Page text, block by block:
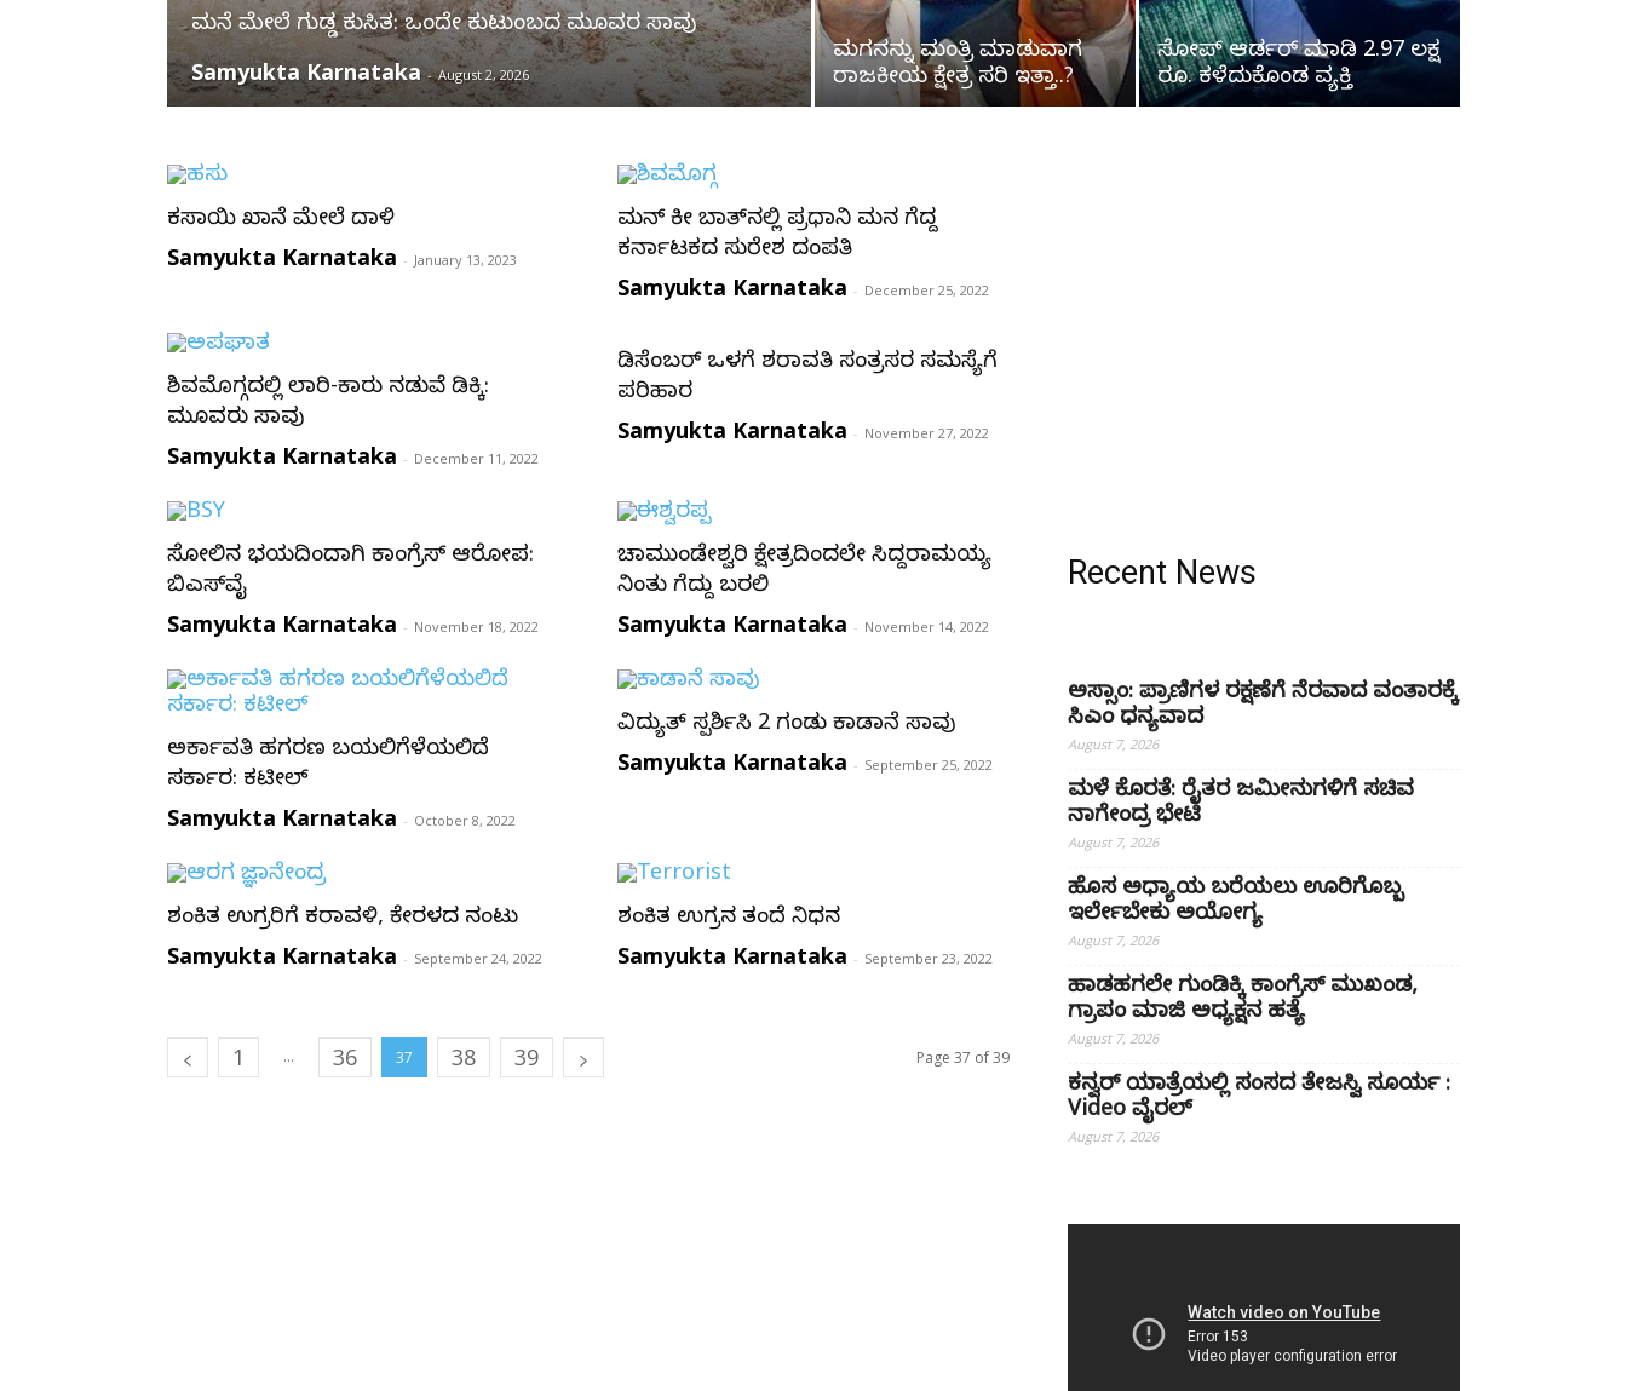
ಮನೆ ಮೇಲೆ ಗುಡ್ಡ ಕುಸಿತ: ಒಂದೇ ಕುಟುಂಬದ ಮೂವರ ಸಾವು
Samyukta Karnataka - August 2, 2026
ಮಗನನ್ನು ಮಂತ್ರಿ ಮಾಡುವಾಗ
ರಾಜಕೀಯ ಕ್ಷೇತ್ರ ಸರಿ ಇತ್ತಾ..?
ಸೋಪ್‌ ಆರ್ಡರ್‌ ಮಾಡಿ 2.97 ಲಕ್ಷ
ರೂ. ಕಳೆದುಕೊಂಡ ವ್ಯಕ್ತಿ
ಕಸಾಯಿ ಖಾನೆ ಮೇಲೆ ದಾಳಿ
Samyukta Karnataka - January 13, 2023
ಮನ್‌ ಕೀ ಬಾತ್‌ನಲ್ಲಿ ಪ್ರಧಾನಿ ಮನ ಗೆದ್ದ
ಕರ್ನಾಟಕದ ಸುರೇಶ ದಂಪತಿ
Samyukta Karnataka - December 25, 2022
ಶಿವಮೊಗ್ಗದಲ್ಲಿ ಲಾರಿ-ಕಾರು ನಡುವೆ ಡಿಕ್ಕಿ:
ಮೂವರು ಸಾವು
Samyukta Karnataka - December 11, 2022
ಡಿಸೆಂಬರ್ ಒಳಗೆ ಶರಾವತಿ ಸಂತ್ರಸ್ತರ ಸಮಸ್ಯೆಗೆ
ಪರಿಹಾರ
Samyukta Karnataka - November 27, 2022
ಸೋಲಿನ ಭಯದಿಂದಾಗಿ ಕಾಂಗ್ರೆಸ್ ಆರೋಪ:
ಬಿಎಸ್‌ವೈ
Samyukta Karnataka - November 18, 2022
ಚಾಮುಂಡೇಶ್ವರಿ ಕ್ಷೇತ್ರದಿಂದಲೇ ಸಿದ್ದರಾಮಯ್ಯ
ನಿಂತು ಗೆದ್ದು ಬರಲಿ
Samyukta Karnataka - November 14, 2022
ಅರ್ಕಾವತಿ ಹಗರಣ ಬಯಲಿಗೆಳೆಯಲಿದೆ
ಸರ್ಕಾರ: ಕಟೀಲ್
Samyukta Karnataka - October 8, 2022
ವಿದ್ಯುತ್ ಸ್ಪರ್ಶಿಸಿ 2 ಗಂಡು ಕಾಡಾನೆ ಸಾವು
Samyukta Karnataka - September 25, 2022
ಶಂಕಿತ ಉಗ್ರರಿಗೆ ಕರಾವಳಿ, ಕೇರಳದ ನಂಟು
Samyukta Karnataka - September 24, 2022
ಶಂಕಿತ ಉಗ್ರನ ತಂದೆ ನಿಧನ
Samyukta Karnataka - September 23, 2022
1 ... 36 37 38 39 Page 37 of 39
Recent News
ಅಸ್ಸಾಂ: ಪ್ರಾಣಿಗಳ ರಕ್ಷಣೆಗೆ ನೆರವಾದ ವಂತಾರಕ್ಕೆ
ಸಿಎಂ ಧನ್ಯವಾದ
August 7, 2026
ಮಳೆ ಕೊರತೆ: ರೈತರ ಜಮೀನುಗಳಿಗೆ ಸಚಿವ
ನಾಗೇಂದ್ರ ಭೇಟಿ
August 7, 2026
ಹೊಸ ಅಧ್ಯಾಯ ಬರೆಯಲು ಊರಿಗೊಬ್ಬ
ಇರ್ಲೇಬೇಕು ಅಯೋಗ್ಯ
August 7, 2026
ಹಾಡಹಗಲೇ ಗುಂಡಿಕ್ಕಿ ಕಾಂಗ್ರೆಸ್ ಮುಖಂಡ,
ಗ್ರಾಪಂ ಮಾಜಿ ಅಧ್ಯಕ್ಷನ ಹತ್ಯೆ
August 7, 2026
ಕನ್ವರ್ ಯಾತ್ರೆಯಲ್ಲಿ ಸಂಸದ ತೇಜಸ್ವಿ ಸೂರ್ಯ :
Video ವೈರಲ್‌
August 7, 2026